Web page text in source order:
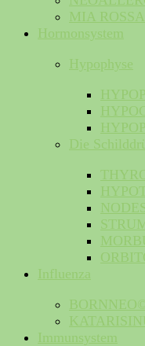
MIA
Hormonsystem
Hypophyse
Die
Influenza
BORNNEO©
Immunsystem